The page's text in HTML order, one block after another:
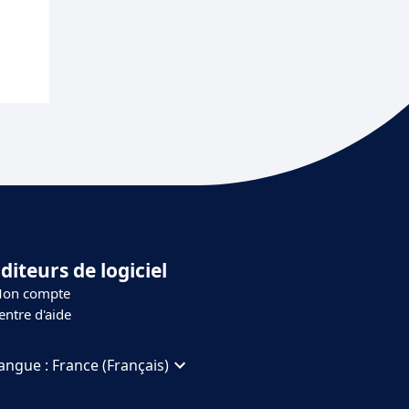
de logiciel
compte
d'aide
: France (Français)